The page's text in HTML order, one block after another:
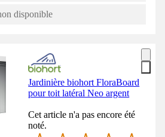
disponible
Jardinière biohort FloraBoard
pour toit latéral Neo argent
Cet article n'a pas encore été
noté.